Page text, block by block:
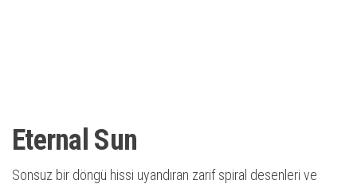
Eternal Sun
Sonsuz bir döngü hissi uyandıran zarif spiral desenleri ve